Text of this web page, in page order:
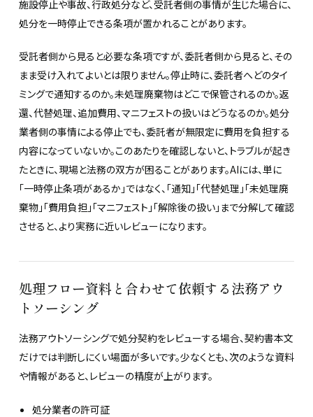
施設停止や事故、行政処分など、受託者側の事情が生じた場合に、
処分を一時停止できる条項が置かれることがあります。
受託者側から見ると必要な条項ですが、委託者側から見ると、その
まま受け入れてよいとは限りません。停止時に、委託者へどのタイ
ミングで通知するのか。未処理廃棄物はどこで保管されるのか。返
還、代替処理、追加費用、マニフェストの扱いはどうなるのか。処分
業者側の事情による停止でも、委託者が無限定に費用を負担する
内容になっていないか。このあたりを確認しないと、トラブルが起き
たときに、現場と法務の双方が困ることがあります。AIには、単に
「一時停止条項があるか」ではなく、「通知」「代替処理」「未処理廃
棄物」「費用負担」「マニフェスト」「解除後の扱い」まで分解して確認
させると、より実務に近いレビューになります。
処理フロー資料と合わせて依頼する法務アウ
トソーシング
法務アウトソーシングで処分契約をレビューする場合、契約書本文
だけでは判断しにくい場面が多いです。少なくとも、次のような資料
や情報があると、レビューの精度が上がります。
処分業者の許可証